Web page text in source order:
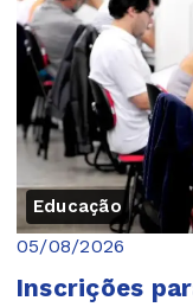
Educação
05/08/2026
Inscrições